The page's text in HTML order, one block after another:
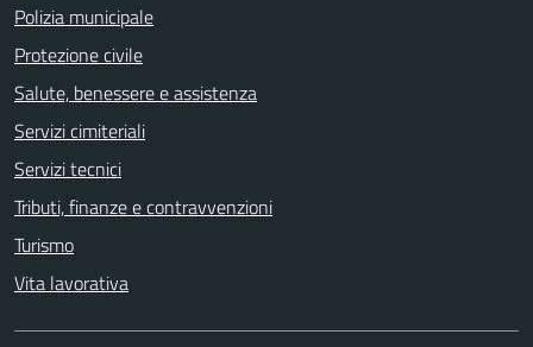
Polizia municipale
Protezione civile
Salute, benessere e assistenza
Servizi cimiteriali
Servizi tecnici
Tributi, finanze e contravvenzioni
Turismo
Vita lavorativa